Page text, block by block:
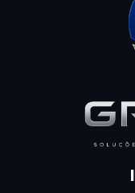
Portaria e Limpeza
Portaria Remota
Reconhecimento
Reconhecimento
Serviço de
Serviço de
Serviço de
Terceirização de
Terceirização de